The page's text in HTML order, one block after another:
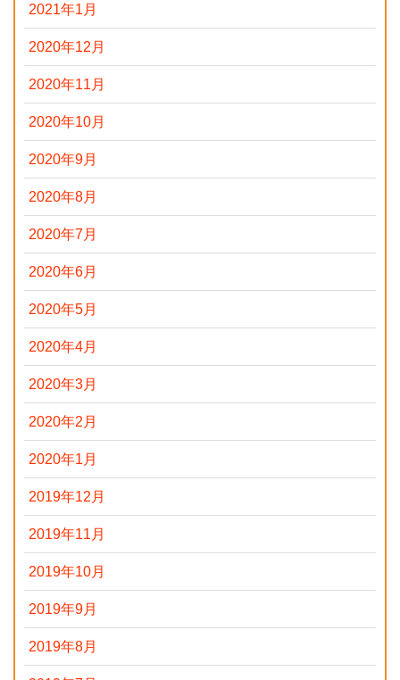
2021年1月
2020年12月
2020年11月
2020年10月
2020年9月
2020年8月
2020年7月
2020年6月
2020年5月
2020年4月
2020年3月
2020年2月
2020年1月
2019年12月
2019年11月
2019年10月
2019年9月
2019年8月